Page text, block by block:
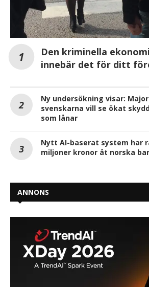
Den kriminella
innebär det för ditt
Ny undersökning visar:
svenskarna vill se ökat
som lånar
Nytt AI-baserat system har
miljoner kronor åt norska
ANNONS